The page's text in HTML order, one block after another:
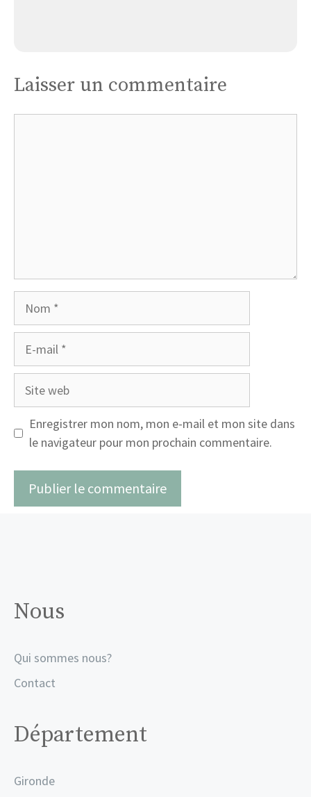
Laisser un commentaire
Site
Enregistrer mon nom, mon e-mail et mon site dans
le navigateur pour mon prochain commentaire.
Nous
Qui sommes nous?
Contact
Département
Gironde